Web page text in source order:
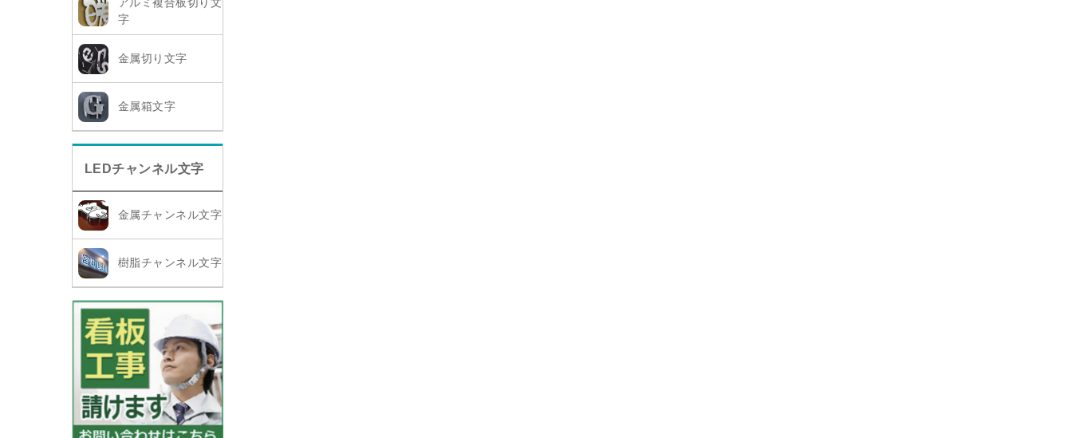
字
金属切り文字
金属箱文字
LEDチャンネル文字
金属チャンネル文字
樹脂チャンネル文字